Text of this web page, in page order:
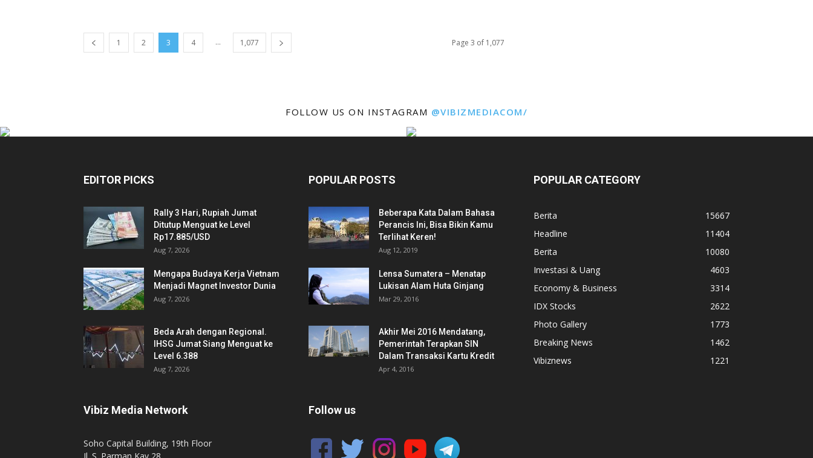
1 2 3 4 ... 1,077 Page 3 of 1,077
FOLLOW US ON INSTAGRAM @VIBIZMEDIACOM/
EDITOR PICKS
Rally 3 Hari, Rupiah Jumat
Ditutup Menguat ke Level
Rp17.885/USD
Aug 7, 2026
Mengapa Budaya Kerja Vietnam
Menjadi Magnet Investor Dunia
Aug 7, 2026
Beda Arah dengan Regional.
IHSG Jumat Siang Menguat ke
Level 6.388
Aug 7, 2026
Vibiz Media Network
Soho Capital Building, 19th Floor
POPULAR POSTS
Beberapa Kata Dalam Bahasa
Perancis Ini, Bisa Bikin Kamu
Terlihat Keren!
Aug 12, 2019
Lensa Sumatera – Menatap
Lukisan Alam Huta Ginjang
Mar 29, 2016
Akhir Mei 2016 Mendatang,
Pemerintah Terapkan SIN
Dalam Transaksi Kartu Kredit
Apr 4, 2016
Follow us
POPULAR CATEGORY
Berita
15667
Headline
11404
Berita
10080
Investasi & Uang
4603
Economy & Business
3314
IDX Stocks
2622
Photo Gallery
1773
Breaking News
1462
Vibiznews
1221